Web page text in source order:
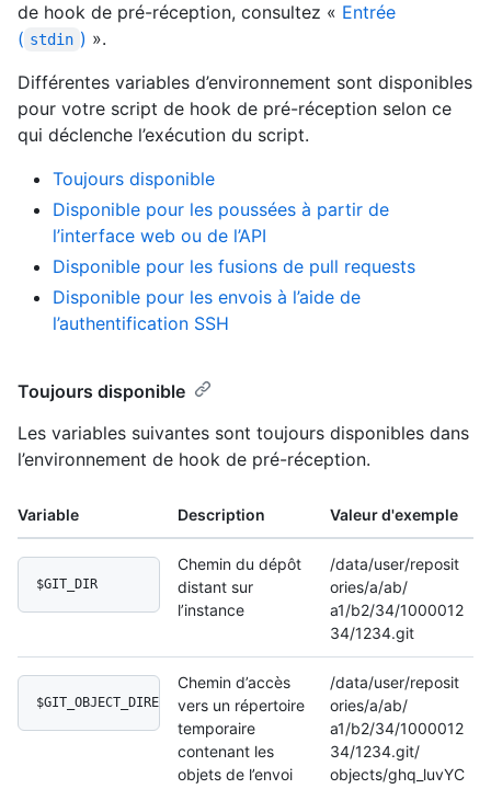
de hook de pré-réception, consultez « Entrée
( stdin ) ».
Différentes variables d’environnement sont disponibles
pour votre script de hook de pré-réception selon ce
qui déclenche l’exécution du script.
Toujours disponible
Disponible pour les poussées à partir de
l’interface web ou de l’API
Disponible pour les fusions de pull requests
Disponible pour les envois à l’aide de
l’authentification SSH
Toujours disponible
Les variables suivantes sont toujours disponibles dans
l’environnement de hook de pré-réception.
Variable Description Valeur d'exemple
$GIT_DIR
Chemin du dépôt
distant sur
l’instance
/data/user/reposit
ories/a/ab/
a1/b2/34/1000012
34/1234.git
$GIT_OBJECT_DIRECTORY
Chemin d’accès
vers un répertoire
temporaire
contenant les
objets de l’envoi
/data/user/reposit
ories/a/ab/
a1/b2/34/1000012
34/1234.git/
objects/ghq_luvYC